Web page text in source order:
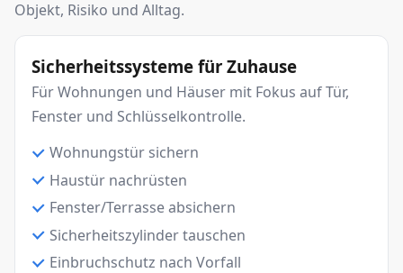
Objekt, Risiko und Alltag.
Sicherheitssysteme für Zuhause
Für Wohnungen und Häuser mit Fokus auf Tür,
Fenster und Schlüsselkontrolle.
Wohnungstür sichern
Haustür nachrüsten
Fenster/Terrasse absichern
Sicherheitszylinder tauschen
Einbruchschutz nach Vorfall